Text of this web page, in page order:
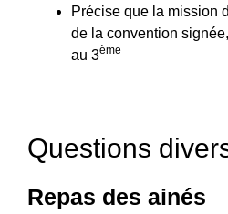
Précise que la mission
de la convention
au 3ème
Questions
Repas des ainés